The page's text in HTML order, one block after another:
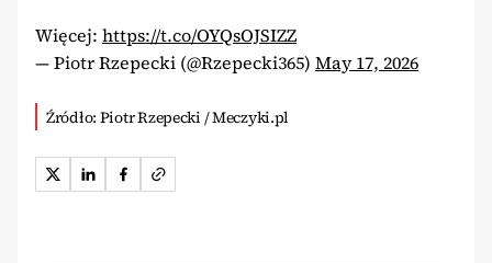
Więcej: https://t.co/OYQsOJSIZZ
— Piotr Rzepecki (@Rzepecki365) May 17, 2026
Źródło: Piotr Rzepecki / Meczyki.pl